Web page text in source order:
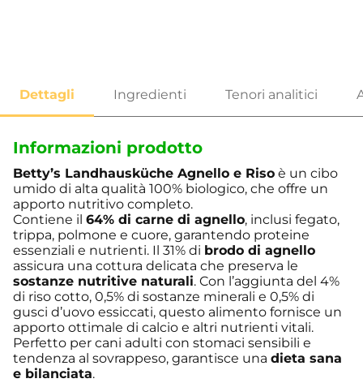
Informazioni prodotto
Betty’s Landhausküche Agnello e Riso è un cibo
umido di alta qualità 100% biologico, che offre un
apporto nutritivo completo.
Contiene il 64% di carne di agnello, inclusi fegato,
trippa, polmone e cuore, garantendo proteine
essenziali e nutrienti. Il 31% di brodo di agnello
assicura una cottura delicata che preserva le
sostanze nutritive naturali. Con l’aggiunta del 4%
di riso cotto, 0,5% di sostanze minerali e 0,5% di
gusci d’uovo essiccati, questo alimento fornisce un
apporto ottimale di calcio e altri nutrienti vitali.
Perfetto per cani adulti con stomaci sensibili e
tendenza al sovrappeso, garantisce una dieta sana
e bilanciata.